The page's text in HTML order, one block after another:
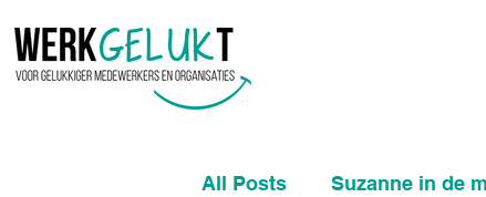
All Posts Suzanne in de